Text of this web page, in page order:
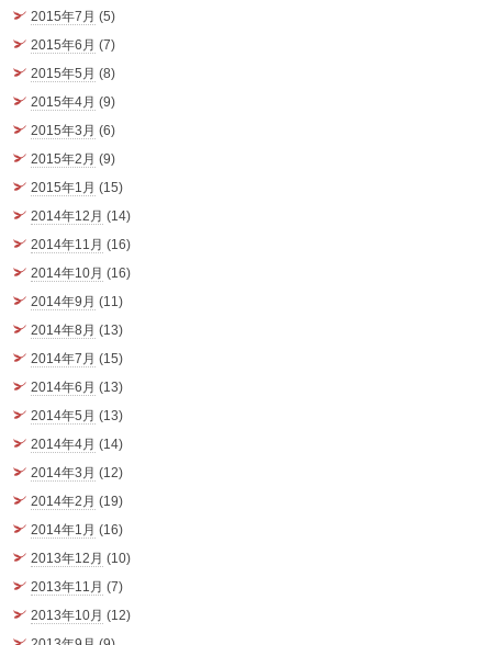
2015年7月 (5)
2015年6月 (7)
2015年5月 (8)
2015年4月 (9)
2015年3月 (6)
2015年2月 (9)
2015年1月 (15)
2014年12月 (14)
2014年11月 (16)
2014年10月 (16)
2014年9月 (11)
2014年8月 (13)
2014年7月 (15)
2014年6月 (13)
2014年5月 (13)
2014年4月 (14)
2014年3月 (12)
2014年2月 (19)
2014年1月 (16)
2013年12月 (10)
2013年11月 (7)
2013年10月 (12)